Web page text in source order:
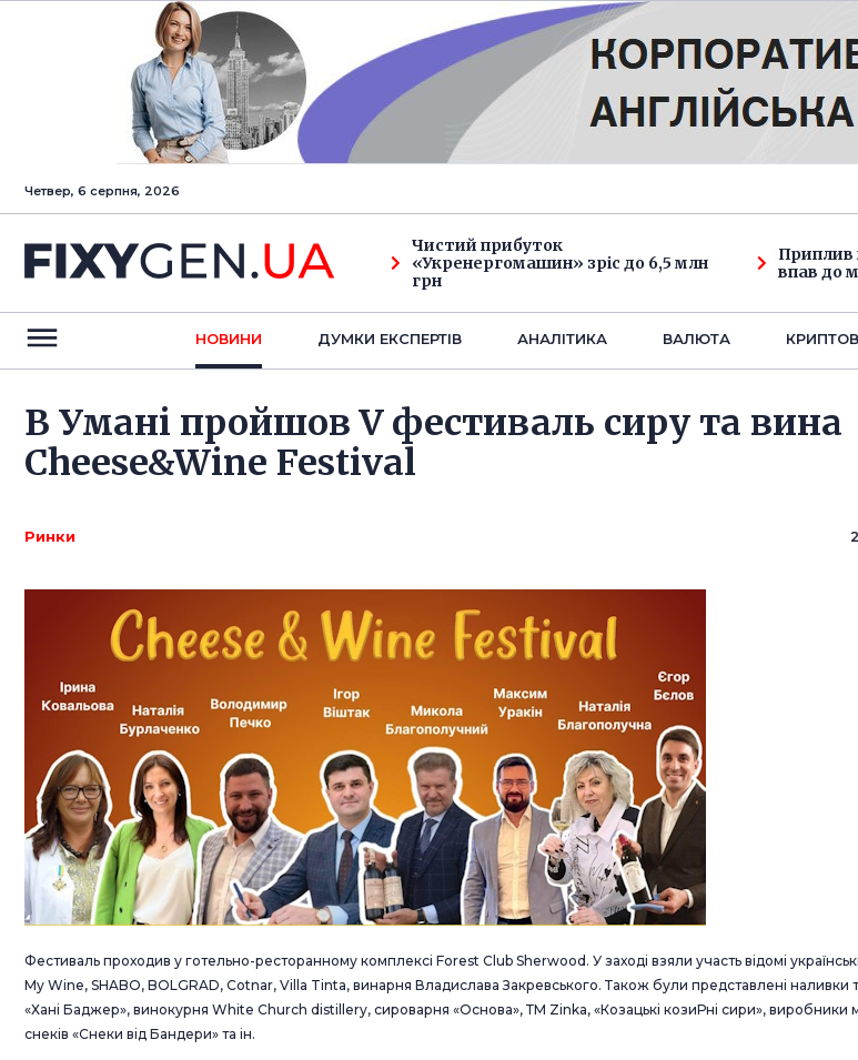
Четвер, 6 серпня, 2026
Чистий прибуток
«Укренергомашин» зріс до 6,5 млн
грн
Приплив
впав до
НОВИНИ ДУМКИ ЕКСПЕРТIВ АНАЛIТИКА ВАЛЮТА
В Умані пройшов V фестиваль сиру та вина
Cheese&Wine Festival
Ринки
Фестиваль проходив у готельно-ресторанному комплексі Forest Club Sherwood. У заході взяли участь відомі
My Wine, SHABO, BOLGRAD, Cotnar, Villa Tinta, винарня Владислава Закревського. Також були представлені наливки
«Хані Баджер», винокурня White Church distillery, сироварня «Основа», ТМ Zinka, «Козацькі козиРні сири», виробники
снеків «Снеки від Бандери» та ін.